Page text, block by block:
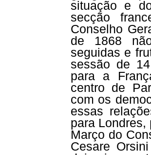
situação e
secção
Conselho
de 1868
seguidas e
sessão de
para a
centro de
com os
essas
para Londres,
Março do
Cesare